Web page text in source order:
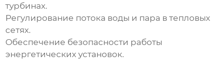
турбинах.
Регулирование потока воды и пара в тепловых
сетях.
Обеспечение безопасности работы
энергетических установок.